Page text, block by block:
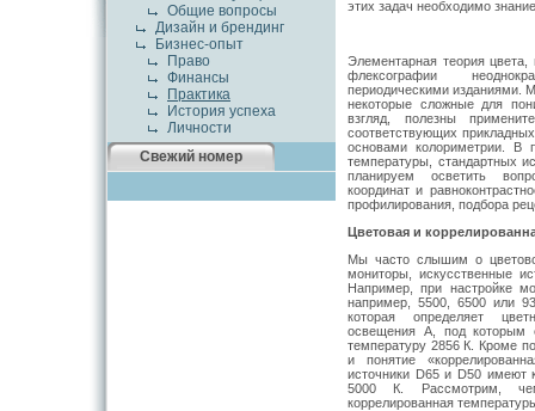
Общие вопросы
Дизайн и брендинг
Бизнес-опыт
Право
Финансы
Практика
История успеха
Личности
Свежий номер
этих задач необходимо
Элементарная теория
флексографии
периодическими изданиями.
некоторые сложные для
взгляд, полезны
соответствующих
основами колориметрии. В
температуры, стандартных
планируем осветить
координат и
профилирования, подбора
Цветовая и
Мы часто слышим о
мониторы, искусственные
Например, при настройке
например, 5500, 6500 или
которая определяет
освещения А, под которым
температуру 2856 К. Кроме
и понятие
источники D65 и D50 имеют
5000 К. Рассмотрим,
коррелированная